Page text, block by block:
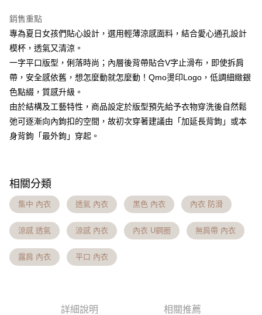
【注意事項】
1.本服務係由「台灣大哥大股份有限公司」（以下簡稱本公司）所提供，讓
用戶於交易時，得透過本服務購買商品或服務，並由商店將買賣／分期付款
買賣價金債權讓與本公司後，依約使用本公司帳單繳交帳款。
資料（包含姓名、電話或地址）提供予台灣大哥大進項蒐集、處理及利用，
由本公司與您本人進行分期帳單所需資料之確認、核對及更正。
3.完整用戶服務條款，請詳閱以下連結：https://oppay.tw/userRule
３．收到繳費通知簡訊後14天內，點擊此簡訊中的連結，可透過四大超商／
ATM／網路銀行／等多元方式進行付款，方視為交易完成。
※ 請注意：結帳手續完成當下不需立刻繳費，但若您需要取消訂單，請聯絡
購買商品的店家。未經商家同意取消之訂單仍視為有效，需透過AFTEE先享
後付繳納相關費用。
※ 交易是否成功請以「AFTEE先享後付 」之結帳頁面顯示為準，若有關於
是否繳費成功／繳費後需取消欲退款等相關疑問，請聯繫「AFTEE先享後付
客戶支援中心」 https://netprotections.freshdesk.com/support/home
【注意事項】
易，需依本服務之必要範圍內提供個人資料，並將交易相關給付款項請求債
３．未成年的使用者請事先徵得法定代理人或監護人之同意方可使用
任。
４．使用「AFTEE先享後付」時，將依據個別帳號之用戶狀況，依本公司即
時審查核予不同之上限額度；若仍有額度不足之情形，本公司將視審查結果
請求用戶進行身份認證。
恩沛科技股份有限公司將有權停止該用戶之使用額度並採取法律行動。
全家貨到付款 約3~5天到貨，實際出貨依照配送狀態為主。※
國定假日將順延
每筆NT$70，滿NT$1,000(含以上)免運費
付款後全家取貨 約3~5天到貨，實際出貨依照配送狀態為主。
※國定假日將順延
每筆NT$70，滿NT$699(含以上)免運費
7-11貨到付款 約3~5天到貨，實際出貨依照配送狀態為主。※
國定假日將順延
付款後7-11取貨 約3~5天到貨，實際出貨依照配送狀態為主。
每筆NT$70，滿NT$1,000(含以上)免運費
宅配出貨 約3~5天到貨，實際出貨依照配送狀態為主。※國定假日
每筆NT$90，滿NT$1,000(含以上)免運費
銷售重點
專為夏日女孩們貼心設計，選用輕薄涼感面料，結合愛心通孔設計
模杯，透氣又清涼。​
一字平口版型，俐落時尚；內層後背帶貼合V字止滑布，即使拆肩
帶，安全感依舊，想怎麼動就怎麼動！​Qmo燙印Logo，低調細緻銀
色點綴，質感升級。
由於結構及工藝特性，商品設定於版型預先給予衣物穿洗後自然鬆
弛可逐漸向內鉤扣的空間，故初次穿著建議由「加延長背鉤」或本
身背鉤「最外鉤」穿起。
相關分類
集中 內衣 透氣 內衣 黑色 內衣 內衣 防滑
涼感 透氣 涼感 內衣 內衣 U鋼圈 無肩帶 內衣
露肩 內衣 平口 內衣
詳細說明 相關推薦